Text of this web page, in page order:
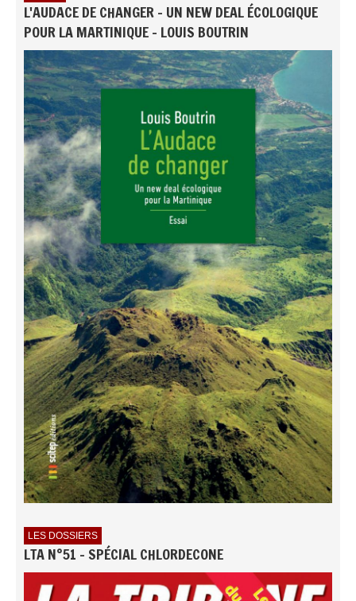
L'AUDACE DE CHANGER - UN NEW DEAL ÉCOLOGIQUE
POUR LA MARTINIQUE - LOUIS BOUTRIN
LES DOSSIERS
LTA N°51 - SPÉCIAL CHLORDECONE